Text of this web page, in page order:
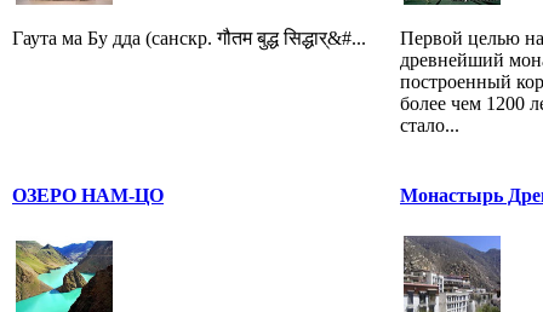
Гаута ма Бу дда (санскр. गौतम बुद्ध सिद्धार्&#...
Первой целью
древнейший
построенный
более чем 1200
стало...
ОЗЕРО НАМ-ЦО Монастырь